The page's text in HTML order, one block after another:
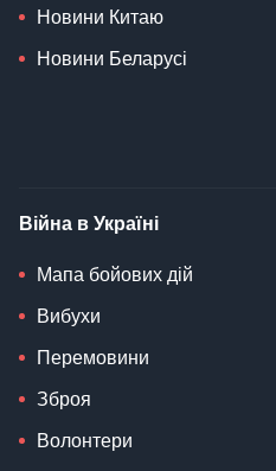
Новини Китаю
Новини Беларусі
Війна в Україні
Мапа бойових дій
Вибухи
Перемовини
Зброя
Волонтери